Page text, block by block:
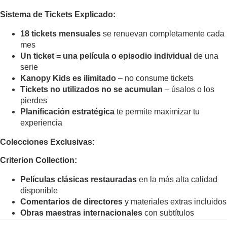
Sistema de Tickets Explicado:
18 tickets mensuales se renuevan completamente cada
mes
Un ticket = una película o episodio individual de una
serie
Kanopy Kids es ilimitado – no consume tickets
Tickets no utilizados no se acumulan – úsalos o los
pierdes
Planificación estratégica te permite maximizar tu
experiencia
Colecciones Exclusivas:
Criterion Collection:
Películas clásicas restauradas en la más alta calidad
disponible
Comentarios de directores y materiales extras incluidos
Obras maestras internacionales con subtítulos